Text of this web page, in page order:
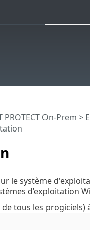
On-Prem >
le système
d’exploitation
tous les progiciels)